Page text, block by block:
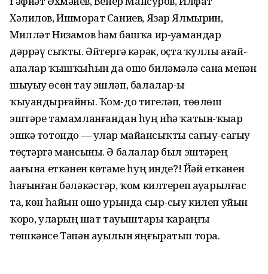
Хәлилов, Ишморат Саниев, Язар Ялмырҙин,
Милләт Низамов һәм башҡа ир-уҙамандар
дәррәү сыҡты. Әйтергә кәрәк, оҫта ҡуллы ағай-
апалар ҡышҡыһын да ошо биләмәлә сана менән
шыуыу өсөн тау эшләп, балалар-ҙы
ҡыуандырғайны. Ҡом-до тигеҙләп, төҙөлөш
эштәре тамамланғандан һуң иһә ҡатын-ҡыҙҙар
эшкә тотондо — улар майҙансыҡты сағыу-сағыу
төҫтәргә мансыны. Ә балалар был эштәрҙең
аҙағына еткәнен көтәме һуң инде?! Йәй еткәнен
һағынған бәләкәстәр, ҡом килтереп ауҙарылғас
та, көн һайын ошо урында сыр-сыу килеп уйын
ҡорҙо, уларҙың шат тауыштары ҡараңғы
төшкәнсе Тәпән ауылын яңғыратып тора.